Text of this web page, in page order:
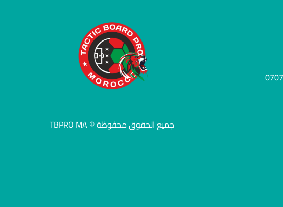
جميع الحقوق محفوظة © TBPRO MA